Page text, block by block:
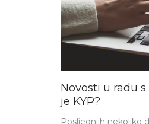
Novosti u radu
je KYP?
Posljednjih nekoliko